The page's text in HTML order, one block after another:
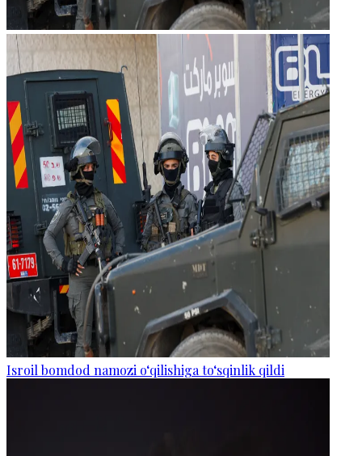
Isroil bomdod namozi o‘qilishiga to‘sqinlik qildi